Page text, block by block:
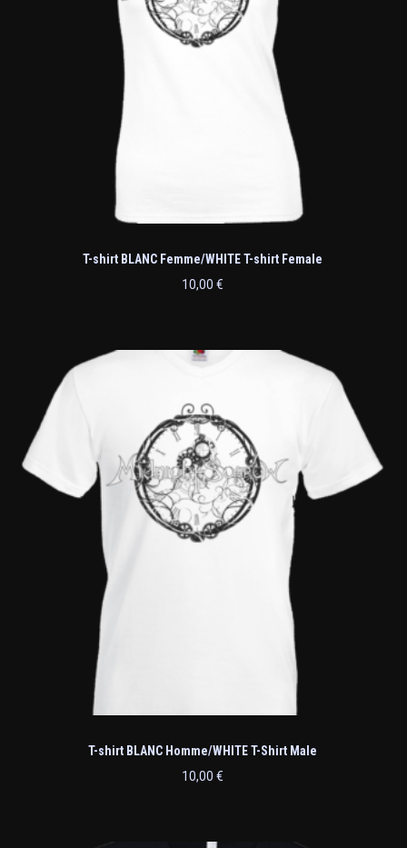
T-shirt BLANC Femme/WHITE T-shirt Female
10,00€
T-shirt BLANC Homme/WHITE T-Shirt Male
10,00€